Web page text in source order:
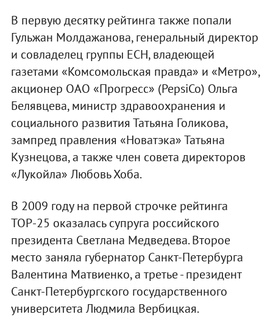
В первую десятку рейтинга также попали
Гульжан Молдажанова, генеральный директор
и совладелец группы ЕСН, владеющей
газетами «Комсомольская правда» и «Метро»,
акционер ОАО «Прогресс» (PepsiCo) Ольга
Белявцева, министр здравоохранения и
социального развития Татьяна Голикова,
зампред правления «Новатэка» Татьяна
Кузнецова, а также член совета директоров
«Лукойла» Любовь Хоба.
В 2009 году на первой строчке рейтинга
ТОР-25 оказалась супруга российского
президента Светлана Медведева. Второе
место заняла губернатор Санкт-Петербурга
Валентина Матвиенко, а третье - президент
Санкт-Петербургского государственного
университета Людмила Вербицкая.